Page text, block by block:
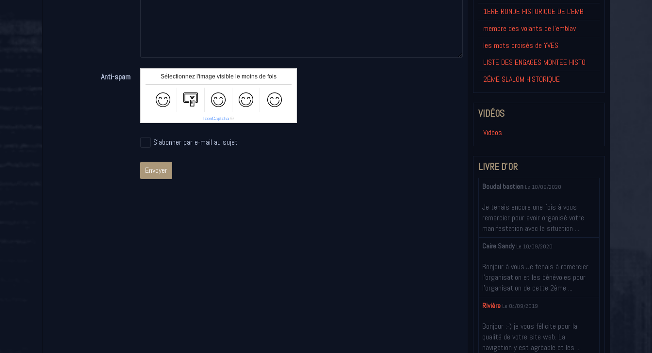
Anti-spam Sélectionnez l'image visible le moins de fois
IconCaptcha ©
S'abonner par e-mail au sujet
Envoyer
1ERE RONDE HISTORIQUE DE L'EMB
membre des volants de l'emblav
les mots croisés de YVES
LISTE DES ENGAGES MONTEE HISTO
2ÉME SLALOM HISTORIQUE
VIDÉOS
Vidéos
LIVRE D'OR
Boudal bastien Le 10/09/2020
Je tenais encore une fois à vous
remercier pour avoir organisé votre
manifestation avec la situation ...
Caire Sandy Le 10/09/2020
Bonjour à vous Je tenais à remercier
l’organisation et les bénévoles pour
l’organisation de cette 2ème ...
Rivière Le 04/09/2019
Bonjour :-) je vous félicite pour la
qualité de votre site web. La
navigation y est agréable et les ...